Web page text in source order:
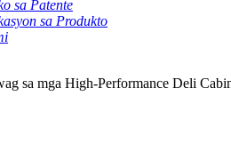
sa Patente
sa Produkto